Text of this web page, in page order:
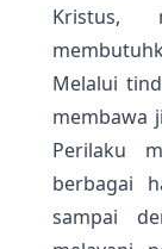
Kristus,
Melalui
membawa
Perilaku
berbagai
sampai